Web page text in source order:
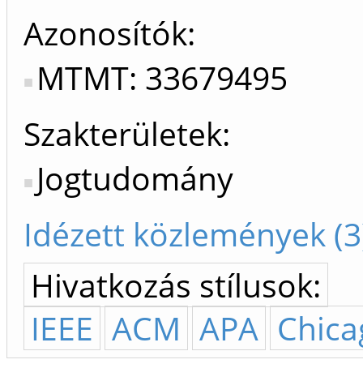
Azonosítók
MTMT: 33679495
Szakterületek:
Jogtudomány
Idézett közlemények
Hivatkozás stílusok:
IEEE ACM APA